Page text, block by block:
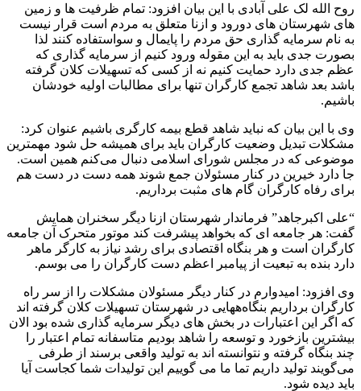
روح الله لک علی آبادی با این بیان افزود: تمام ظرفیت ها و زمین
های شهرستان های دورود و ازنا متعلق به مردم است قرار نیست
به نام سرمایه گذاری حق مردم را پایمال و سواستفاده کنند لذا
بصورت جدی باید به این مقوله ورود کنیم از سرمایه گذاری که
عظم جدی دارد حمایت کنیم نه از کسی که تسهیلات کلان گرفته
باشد بعد شاهد تجمع کارگران تنها برای مطالبات اولیه خودشان
باشیم.
وی با این بیان که نباید شاهد قطع بیمه کارگری باشیم عنوان کرد:
مشکلات تبدیل وضعیت کارگران باید برای همیشه حل شود مهمترین
موضوعی که در مجلس شورای اسلامی دنبال می‌کنم همین است.
جا دارد خیرین در کنار مسئولان جمع شوند همه دست در دست هم
برای رفاه کارگران گام های مثبت برداریم.
“علی اکبرجاهد” فرماندار شهرستان ازنا دیگر سخنران همایش
گفت: هر جامعه ای که بخواهد پیشرفت کند موتور متحرک آن جامعه
کارگران است و هر بنگاه اقتصادی برای رشد نیاز به کارگر ماهر
دارد بنده به تبعیت از پیامبر اعظم دست کارگران را می بوسم.
وی افزود: امیدوارم در کنار دیگر مسئولان مشکلات را از سر راه
کارگران برداریم بنگاه‌ههایی در شهرستان تسهیلات کلان گرفته اند
که اگر این اعتبارات در بخش های دیگر سرمایه گذاری شده بود الان
بیشترین بازخورد و توسعه را شاهد بودیم متاسفانه تمام اعتبار را
چند بنگاه گرفته و نتوانسته اند به تولید واقعی برسند از طرفی
می‌گویند تولید داریم تما ما می گوییم این تولیدات شما کجاست آیا
باید دیده شود.